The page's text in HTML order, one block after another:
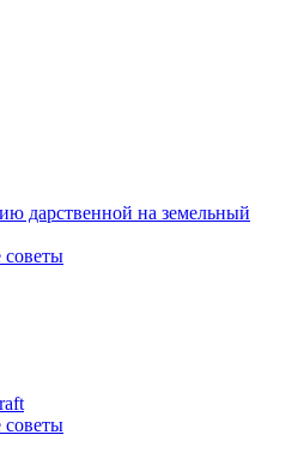
дарственной на земельный